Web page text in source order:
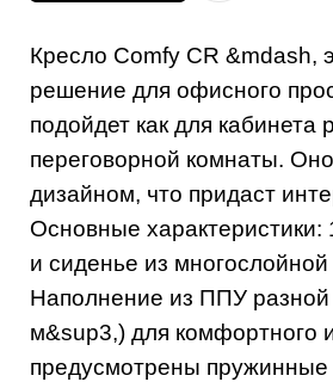
Кресло Comfy CR &mdash,
решение для офисного
подойдет как для кабинета
переговорной комнаты.
дизайном, что придаст
Основные
и сиденье из
Наполнение из ППУ разной
м&sup3,) для комфортного
предусмотрены пружинные